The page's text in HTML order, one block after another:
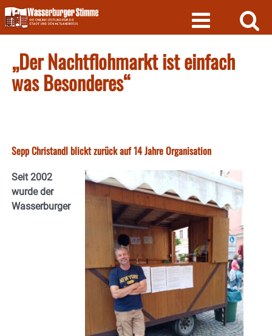
Skip
to
content
„Der Nachtflohmarkt ist einfach
was Besonderes“
Sepp Christandl blickt zurück auf 14 Jahre Organisation
Seit 2002
wurde der
Wasserburger